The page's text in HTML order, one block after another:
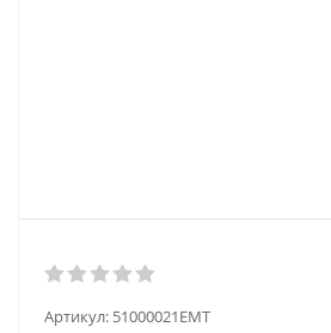
Артикул: 51000021EMT